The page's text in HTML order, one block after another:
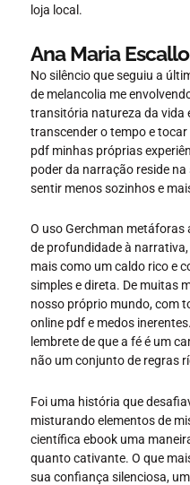
loja local.
Ana Maria
No silêncio que seguiu a
de melancolia me
transitória natureza da vida
transcender o tempo e
pdf minhas próprias
poder da narração reside
sentir menos sozinhos e
O uso Gerchman
de profundidade à
mais como um caldo rico e
simples e direta. De muitas
nosso próprio mundo, com
online pdf e medos
lembrete de que a fé é um
não um conjunto de regras
Foi uma história que
misturando elementos de
científica ebook uma
quanto cativante. O que
sua confiança silenciosa,